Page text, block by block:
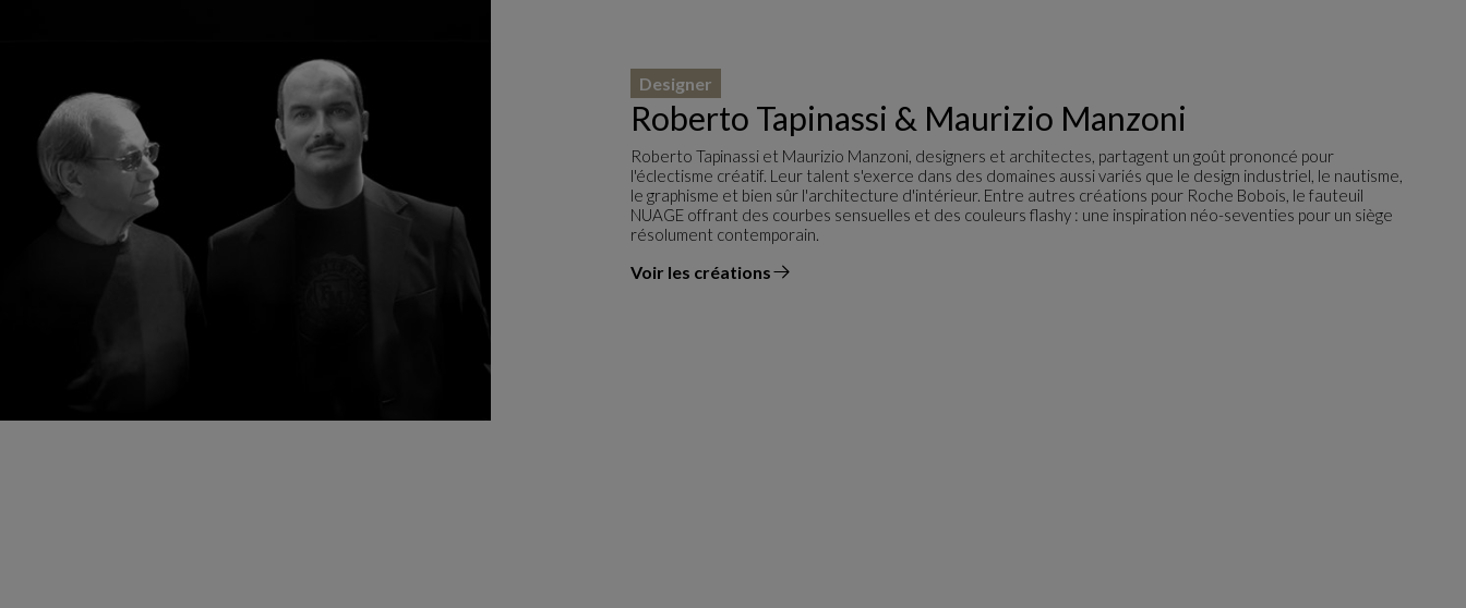
Roberto Tapinassi & Maurizio Manzoni
Designer
Roberto Tapinassi et Maurizio Manzoni, designers et architectes, partagent un goût prononcé pour
l'éclectisme créatif. Leur talent s'exerce dans des domaines aussi variés que le design industriel, le nautisme,
le graphisme et bien sûr l'architecture d'intérieur. Entre autres créations pour Roche Bobois, le fauteuil
NUAGE offrant des courbes sensuelles et des couleurs flashy : une inspiration néo-seventies pour un siège
résolument contemporain.
Voir les créations
du designer